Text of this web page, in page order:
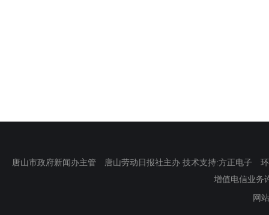
唐山市政府新闻办主管 唐山劳动日报社主办 技术支持:方正电子
增值电信业务
网